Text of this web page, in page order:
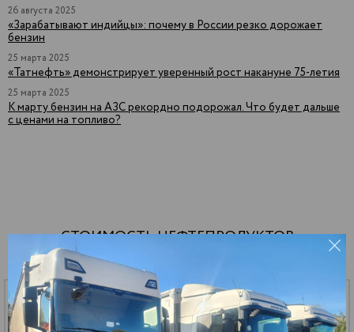
26 августа 2025
«Зарабатывают индийцы»: почему в России резко дорожает
бензин
25 марта 2025
«Татнефть» демонстрирует уверенный рост накануне 75-летия
25 марта 2025
К марту бензин на АЗС рекордно подорожал. Что будет дальше
с ценами на топливо?
СТОИМОСТЬ НЕФТЕПРОДУКТОВ
НА 14 ИЮЛЯ 2026